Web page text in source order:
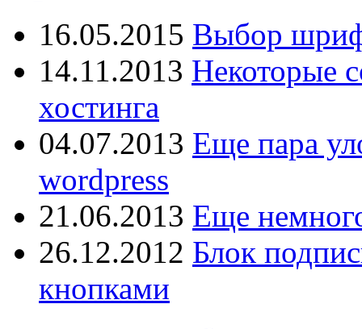
16.05.2015 Выбор
14.11.2013 Некоторые
хостинга
04.07.2013 Еще пара
wordpress
21.06.2013 Еще
26.12.2012 Блок
кнопками